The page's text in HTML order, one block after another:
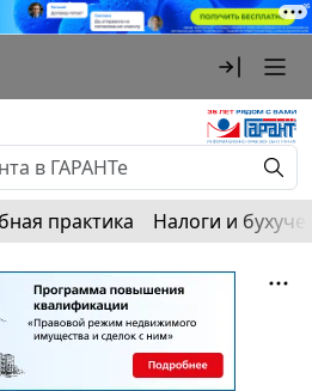
практика Налоги и